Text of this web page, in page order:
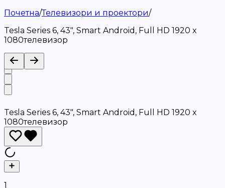
Почетна/Телевизори и прoектори/
Tesla Series 6, 43", Smart Android, Full HD 1920 x
1080телевизор
Tesla Series 6, 43", Smart Android, Full HD 1920 x
1080телевизор
1